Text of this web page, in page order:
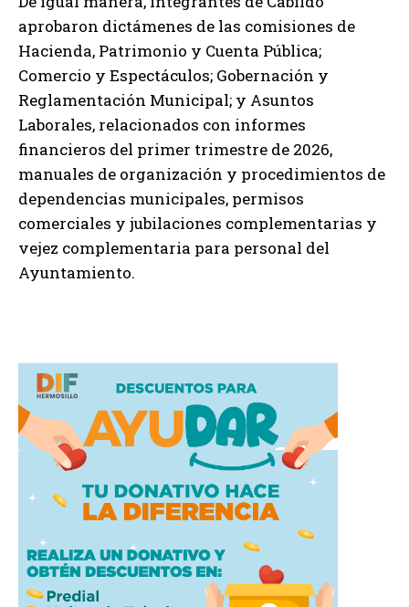
aprobaron dictámenes de las comisiones de
Hacienda, Patrimonio y Cuenta Pública;
Comercio y Espectáculos; Gobernación y
Reglamentación Municipal; y Asuntos
Laborales, relacionados con informes
financieros del primer trimestre de 2026,
manuales de organización y procedimientos de
dependencias municipales, permisos
comerciales y jubilaciones complementarias y
vejez complementaria para personal del
Ayuntamiento.